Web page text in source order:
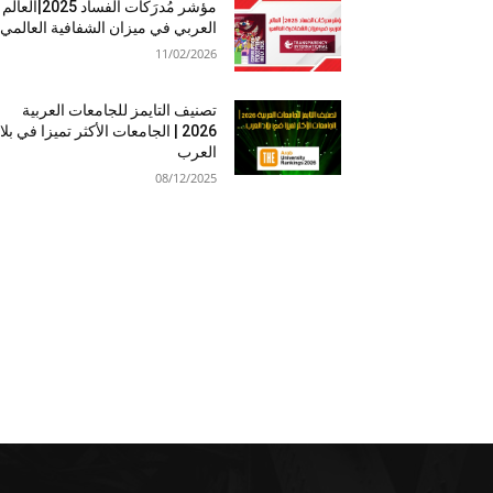
مؤشر مُدرَكات الفساد 2025|العالم
العربي في ميزان الشفافية العالمي
11/02/2026
تصنيف التايمز للجامعات العربية
2026 | الجامعات الأكثر تميزا في
العرب
08/12/2025